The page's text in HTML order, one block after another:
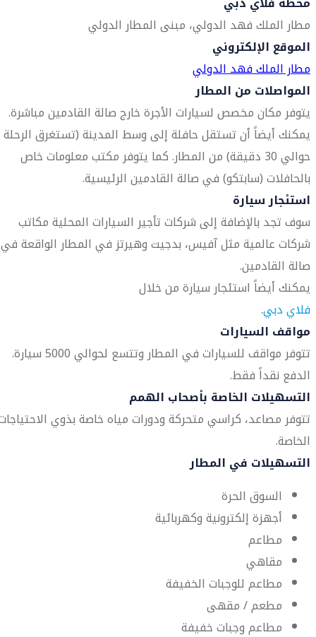
مطار الملك فهد الدولي، مبنى المطار الدولي
الموقع الإلكتروني
مطار الملك فهد الدولي
المواصلات من المطار
يتوفر مكان مخصص لسيارات الأجرة خارج صالة القادمين مباشرة.
يمكنك أيضاً أن تستقل حافلة إلى وسط المدينة (تستغرق الرحلة
حوالي 30 دقيقة) من المطار. كما يتوفر مكتب معلومات خاص
بالحافلات (سابتكو) في صالة القادمين الرئيسية.
استئجار سيارة
سوف تجد بالإضافة إلى شركات تأجير السيارات المحلية مكاتب
شركات عالمية مثل آفيس، بدجيت وهيرتز في المطار الواقعة في
صالة القادمين.
يمكنك أيضاً استئجار سيارة من خلال
فلاي دبي.
مواقف السيارات
تتوفر مواقف للسيارات في المطار وتتسع لحوالي 5000 سيارة.
الدفع نقداً فقط.
التسهيلات الخاصة بأصحاب الهمم
تتوفر مصاعد، كراسي متحركة ودورات مياه خاصة بذوي
الخاصة.
التسهيلات في المطار
السوق الحرة
أجهزة إلكترونية وكهربائية
مطاعم
مقاهي
مطاعم للوجبات الخفيفة
مطعم / مقهى
مطاعم وجبات خفيفة